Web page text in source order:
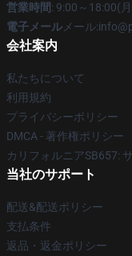
営業時間: 9:00～18:00(
電子メール メール
会社案内
私たちについて
利用規約
プライバシーポリシー
DMCA - 著作権ポリシー
カリフォルニアSB657:
当社のサポート
配送&配送ポリシー
支払条件
返品・返金ポリシー